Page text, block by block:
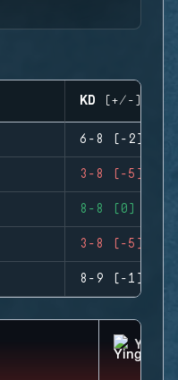
KD (+/-)
6-8 (-2)
3-8 (-5)
8-8 (0)
3-8 (-5)
8-9 (-1)
YING